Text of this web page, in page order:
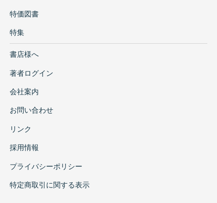
特価図書
特集
書店様へ
著者ログイン
会社案内
お問い合わせ
リンク
採用情報
プライバシーポリシー
特定商取引に関する表示